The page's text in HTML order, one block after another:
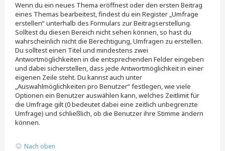
Wenn du ein neues Thema eröffnest oder den ersten Beitrag
eines Themas bearbeitest, findest du ein Register „Umfrage
erstellen“ unterhalb des Formulars zur Beitragserstellung.
Solltest du diesen Bereich nicht sehen können, so hast du
wahrscheinlich nicht die Berechtigung, Umfragen zu erstellen.
Du solltest einen Titel und mindestens zwei
Antwortmöglichkeiten in die entsprechenden Felder eingeben
und dabei sicherstellen, dass jede Antwortmöglichkeit in einer
eigenen Zeile steht. Du kannst auch unter
„Auswahlmöglichkeiten pro Benutzer“ festlegen, wie viele
Optionen ein Benutzer auswählen kann, welches Zeitlimit für
die Umfrage gilt (0 bedeutet dabei eine zeitlich unbegrenzte
Umfrage) und schließlich, ob die Benutzer ihre Stimme ändern
können.
Nach oben